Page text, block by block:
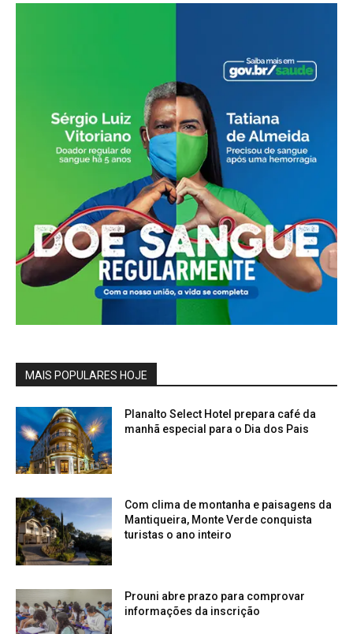
MAIS POPULARES HOJE
Planalto Select Hotel prepara café da
manhã especial para o Dia dos Pais
Com clima de montanha e paisagens da
Mantiqueira, Monte Verde conquista
turistas o ano inteiro
Prouni abre prazo para comprovar
informações da inscrição